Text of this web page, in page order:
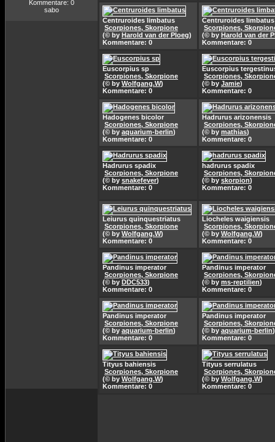
Kommentare: 0
sabo
Centruroides limbatus
Scorpiones, Skorpione
(© by Harold van der Ploeg)
Kommentare: 0
Centruroides limbatus
Scorpiones,
(© by Harold van der
Kommentare: 0
Euscorpius sp
Scorpiones, Skorpione
(© by Wolfgang.W)
Kommentare: 0
Euscorpius
Scorpiones,
(© by Jamie)
Kommentare: 0
Hadogenes bicolor
Scorpiones, Skorpione
(© by aquarium-berlin)
Kommentare: 0
Hadrurus arizonensis
Scorpiones,
(© by mathias)
Kommentare: 0
Hadrurus spadix
Scorpiones, Skorpione
(© by snakefever)
Kommentare: 0
hadrurus spadix
Scorpiones,
(© by skorpion)
Kommentare: 0
Leiurus quinquestriatus
Scorpiones, Skorpione
(© by Wolfgang.W)
Kommentare: 0
Liocheles waigiensis
Scorpiones,
(© by Wolfgang.W)
Kommentare: 0
Pandinus imperator
Scorpiones, Skorpione
(© by DDC533)
Kommentare: 0
Pandinus imperator
Scorpiones,
(© by ms-reptilien)
Kommentare: 0
Pandinus imperator
Scorpiones, Skorpione
(© by aquarium-berlin)
Kommentare: 0
Pandinus imperator
Scorpiones,
(© by aquarium-berlin)
Kommentare: 0
Tityus bahiensis
Scorpiones, Skorpione
(© by Wolfgang.W)
Kommentare: 0
Tityus serrulatus
Scorpiones,
(© by Wolfgang.W)
Kommentare: 0